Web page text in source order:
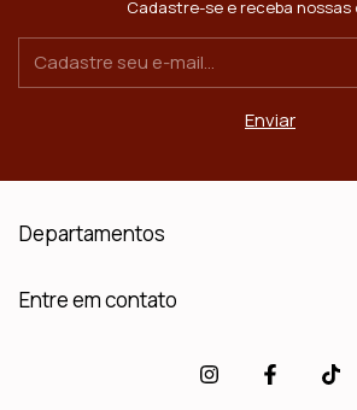
Cadastre-se e receba nossas
Departamentos
Entre em contato